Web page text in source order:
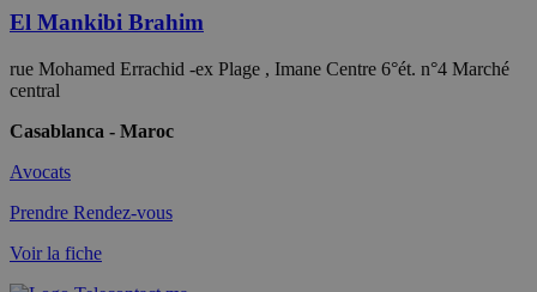
El Mankibi Brahim
rue Mohamed Errachid -ex Plage , Imane Centre 6°ét. n°4 Marché
central
Casablanca - Maroc
Avocats
Prendre Rendez-vous
Voir la fiche